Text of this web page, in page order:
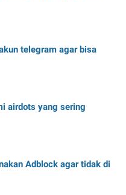
telegram agar bisa
airdots yang sering
Adblock agar tidak di